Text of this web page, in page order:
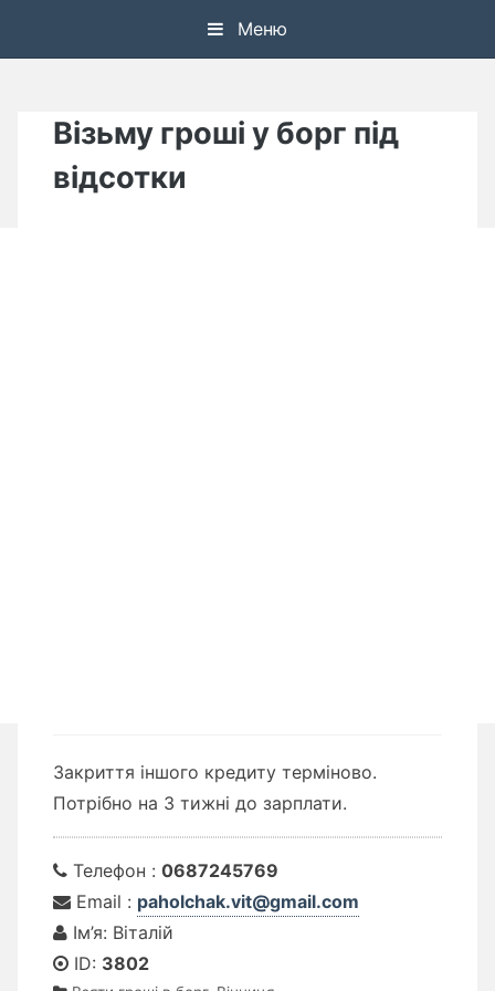
Меню
Візьму гроші у борг під
відсотки
Закриття іншого кредиту терміново.
Потрібно на 3 тижні до зарплати.
Телефон : 0687245769
Email : paholchak.vit@gmail.com
Ім’я: Віталій
ID: 3802